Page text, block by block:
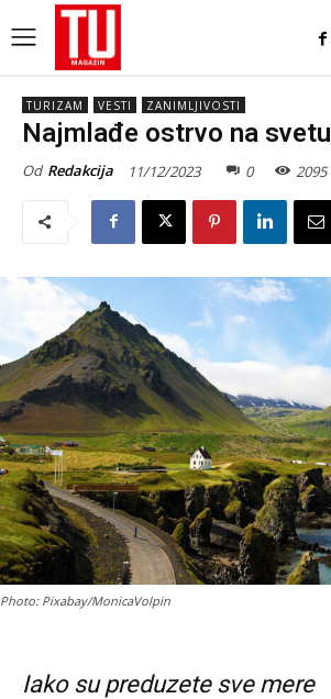
TURIZAM VESTI ZANIMLJIVOSTI
Najmlađe ostrvo na svetu
Od Redakcija 11/12/2023 0 2095
Photo: Pixabay/MonicaVolpin
Iako su preduzete sve mere